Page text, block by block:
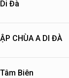
Đà
CHÙA A DI ĐÀ
Biên